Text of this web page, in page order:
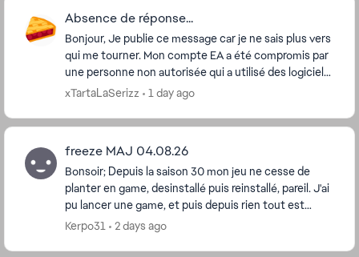
Absence de réponse...
Bonjour, Je publie ce message car je ne sais plus vers
qui me tourner. Mon compte EA a été compromis par
une personne non autorisée qui a utilisé des logiciels
de triche sur Apex Legends. J'a...
xTartaLaSerizz 1 day ago
freeze MAJ 04.08.26
Bonsoir; Depuis la saison 30 mon jeu ne cesse de
planter en game, desinstallé puis reinstallé, pareil. J'ai
pu lancer une game, et puis depuis rien tout est
bloqué même dans les menus le jeu ne rép...
Kerpo31 2 days ago